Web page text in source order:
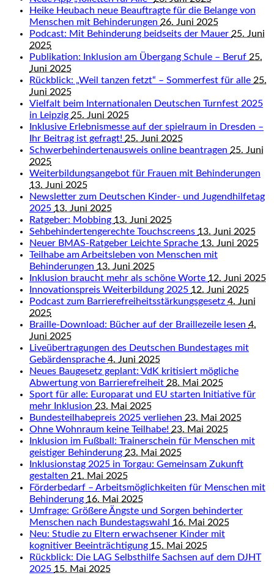
Heike Heubach neue Beauftragte für die Belange von
Menschen mit Behinderungen 26. Juni 2025
Podcast: Mit Behinderung beidseits der Mauer 25. Juni
2025
Publikation: Inklusion am Übergang Schule – Beruf 25.
Juni 2025
Rückblick: „Weil tanzen fetzt“ – Sommerfest für alle 25.
Juni 2025
Vielfalt beim Internationalen Deutschen Turnfest 2025
in Leipzig 25. Juni 2025
Inklusive Erlebnismesse auf der spielraum in Dresden –
Ihr Beitrag ist gefragt! 25. Juni 2025
Schwerbehindertenausweis online beantragen 25. Juni
2025
Weiterbildungsangebot für Frauen mit Behinderungen
13. Juni 2025
Newsletter zum Deutschen Kinder- und Jugendhilfetag
2025 13. Juni 2025
Ratgeber: Mobbing 13. Juni 2025
Sehbehindertengerechte Touchscreens 13. Juni 2025
Neuer BMAS-Ratgeber Leichte Sprache 13. Juni 2025
Teilhabe am Arbeitsleben von Menschen mit
Behinderungen 13. Juni 2025
Inklusion braucht mehr als schöne Worte 12. Juni 2025
Innovationspreis Weiterbildung 2025 12. Juni 2025
Podcast zum Barrierefreiheitsstärkungsgesetz 4. Juni
2025
Braille-Download: Bücher auf der Braillezeile lesen 4.
Juni 2025
Liveübertragungen des Deutschen Bundestages mit
Gebärdensprache 4. Juni 2025
Neues Baugesetz geplant: VdK kritisiert mögliche
Abwertung von Barrierefreiheit 28. Mai 2025
Sport für alle: Europarat und EU starten Initiative für
mehr Inklusion 23. Mai 2025
Bundesteilhabepreis 2025 verliehen 23. Mai 2025
Ohne Wohnraum keine Teilhabe! 23. Mai 2025
Inklusion im Fußball: Trainerschein für Menschen mit
geistiger Behinderung 23. Mai 2025
Inklusionstag 2025 in Torgau: Gemeinsam Zukunft
gestalten 21. Mai 2025
Förderbedarf – Arbeitsmöglichkeiten für Menschen mit
Behinderung 16. Mai 2025
Umfrage: Größere Ängste und Sorgen behinderter
Menschen nach Bundestagswahl 16. Mai 2025
Neu: Studie zu Eltern erwachsener Kinder mit
kognitiver Beeinträchtigung 15. Mai 2025
Rückblick: Die LAG Selbsthilfe Sachsen auf dem DJHT
2025 15. Mai 2025